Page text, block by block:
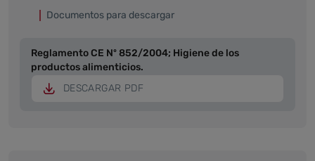
Documentos para descargar
Reglamento CE Nº 852/2004; Higiene de los
productos alimenticios.
DESCARGAR PDF